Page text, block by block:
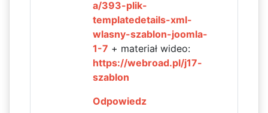
a/393-plik-
templatedetails-xml-
wlasny-szablon-joomla-
1-7 + materiał wideo:
https://webroad.pl/j17-
szablon
Odpowiedz